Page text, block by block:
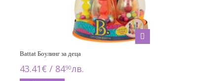
Battat Боулинг за деца
43.41€ / 8490лв.